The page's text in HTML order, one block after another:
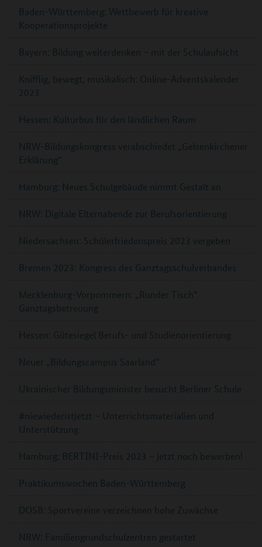
Baden-Württemberg: Wettbewerb für kreative
Kooperationsprojekte
Bayern: Bildung weiterdenken – mit der Schulaufsicht
Knifflig, bewegt, musikalisch: Online-Adventskalender
2023
Hessen: Kulturbus für den ländlichen Raum
NRW-Bildungskongress verabschiedet „Gelsenkirchener
Erklärung“
Hamburg: Neues Schulgebäude nimmt Gestalt an
NRW: Digitale Elternabende zur Berufsorientierung
Niedersachsen: Schülerfriedenspreis 2023 vergeben
Bremen 2023: Kongress des Ganztagsschulverbandes
Mecklenburg-Vorpommern: „Runder Tisch“
Ganztagsbetreuung
Hessen: Gütesiegel Berufs- und Studienorientierung
Neuer „Bildungscampus Saarland“
Ukrainischer Bildungsminister besucht Berliner Schule
#niewiederistjetzt – Unterrichtsmaterialien und
Unterstützung
Hamburg: BERTINI-Preis 2023 – jetzt noch bewerben!
Praktikumswochen Baden-Württemberg
DOSB: Sportvereine verzeichnen hohe Zuwächse
NRW: Familiengrundschulzentren gestartet